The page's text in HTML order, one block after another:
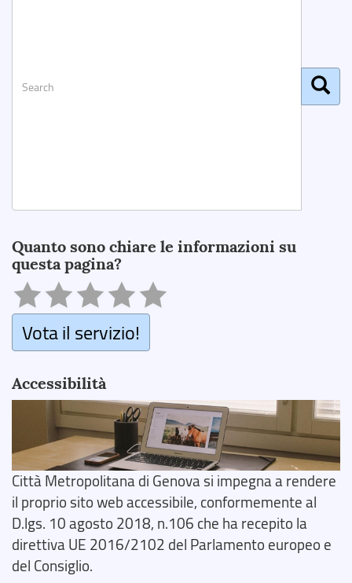
Quanto sono chiare le informazioni su
questa pagina?
Vota il servizio!
Accessibilità
Città Metropolitana di Genova si impegna a rendere
il proprio sito web accessibile, conformemente al
D.lgs. 10 agosto 2018, n.106 che ha recepito la
direttiva UE 2016/2102 del Parlamento europeo e
del Consiglio.